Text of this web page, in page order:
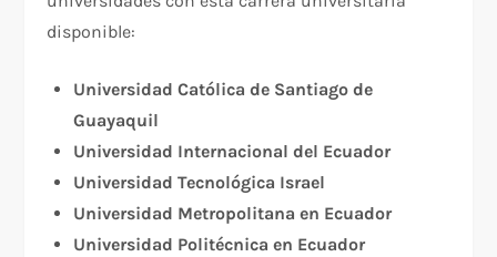
disponible:
Universidad Católica de Santiago de
Guayaquil
Universidad Internacional del Ecuador
Universidad Tecnológica Israel
Universidad Metropolitana en Ecuador
Universidad Politécnica en Ecuador